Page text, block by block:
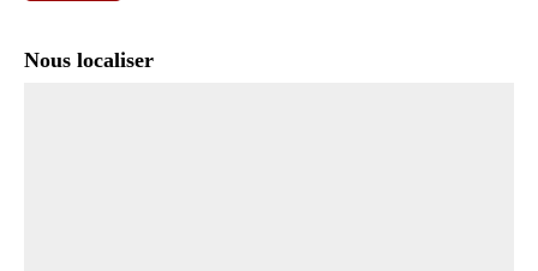
Nous localiser